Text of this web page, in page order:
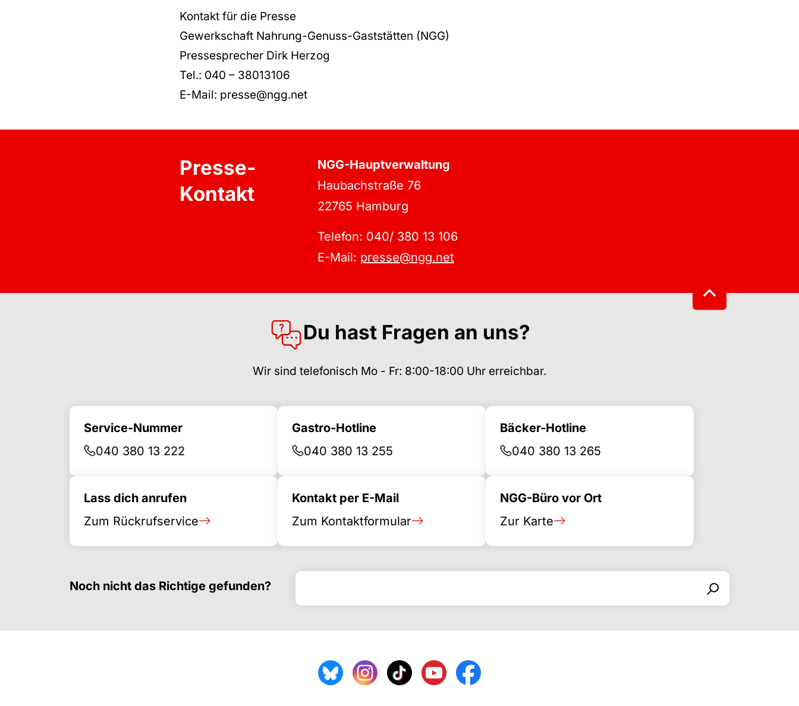
Kontakt für die Presse
Gewerkschaft Nahrung-Genuss-Gaststätten (NGG)
Pressesprecher Dirk Herzog
Tel.: 040 – 38013106
E-Mail: presse@ngg.net
Presse-
Kontakt
NGG-Hauptverwaltung
Haubachstraße 76
22765 Hamburg
Telefon: 040/ 380 13 106
E-Mail: presse@ngg.net
Du hast Fragen an uns?
Wir sind telefonisch Mo - Fr: 8:00-18:00 Uhr erreichbar.
Service-Nummer
040 380 13 222
Gastro-Hotline
040 380 13 255
Bäcker-Hotline
040 380 13 265
Lass dich anrufen
Zum Rückrufservice
Kontakt per E-Mail
Zum Kontaktformular
NGG-Büro vor Ort
Zur Karte
Noch nicht das Richtige gefunden?
Search